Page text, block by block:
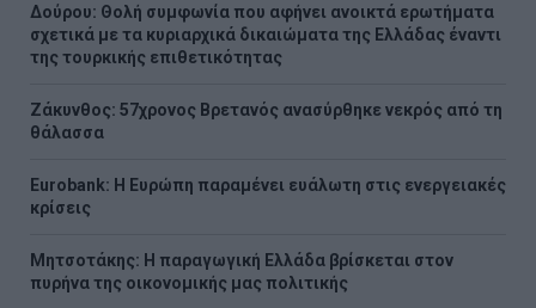
Δούρου: Θολή συμφωνία που αφήνει ανοικτά ερωτήματα
σχετικά με τα κυριαρχικά δικαιώματα της Ελλάδας έναντι
της τουρκικής επιθετικότητας
Ζάκυνθος: 57χρονος Βρετανός ανασύρθηκε νεκρός από τη
θάλασσα
Eurobank: Η Ευρώπη παραμένει ευάλωτη στις ενεργειακές
κρίσεις
Μητσοτάκης: Η παραγωγική Ελλάδα βρίσκεται στον
πυρήνα της οικονομικής μας πολιτικής